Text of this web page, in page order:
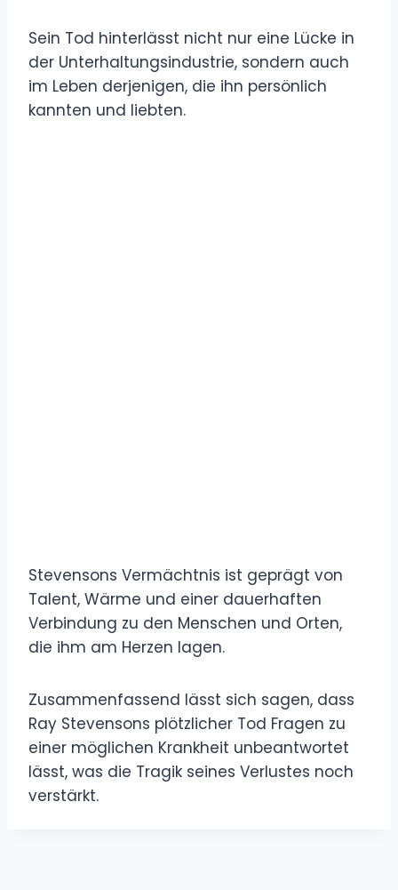
Sein Tod hinterlässt nicht nur eine Lücke in
der Unterhaltungsindustrie, sondern auch
im Leben derjenigen, die ihn persönlich
kannten und liebten.
Stevensons Vermächtnis ist geprägt von
Talent, Wärme und einer dauerhaften
Verbindung zu den Menschen und Orten,
die ihm am Herzen lagen.
Zusammenfassend lässt sich sagen, dass
Ray Stevensons plötzlicher Tod Fragen zu
einer möglichen Krankheit unbeantwortet
lässt, was die Tragik seines Verlustes noch
verstärkt.